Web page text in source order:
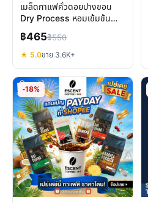
เมล็ดกาแฟคั่วดอยปางขอน
Dry Process หอมเข้มข้น
เลือกคั่วได้ 1 กก.
฿465฿550
★ 5.0ขาย 3.6K+
-18%